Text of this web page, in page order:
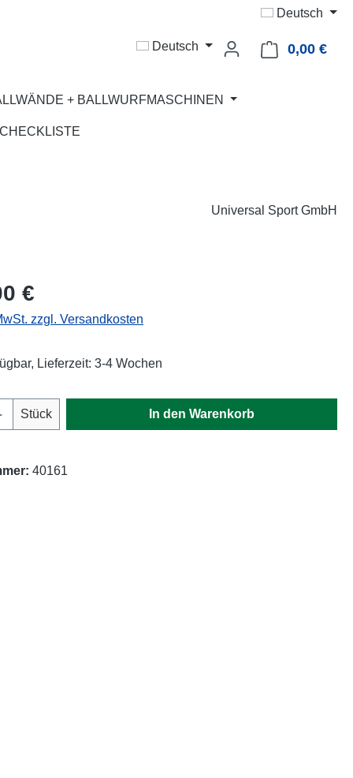
Deutsch
Deutsch 0,00 €
+ BALLWURFMASCHINEN
Universal Sport GmbH
€
zzgl. Versandkosten
Lieferzeit: 3-4 Wochen
Anzahl: Gib den gewünschten Wert ein
Stück In den Warenkorb
40161